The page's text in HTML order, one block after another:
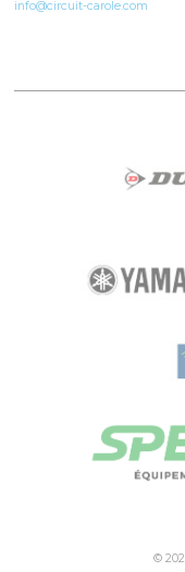
info@circuit-carole.com
©